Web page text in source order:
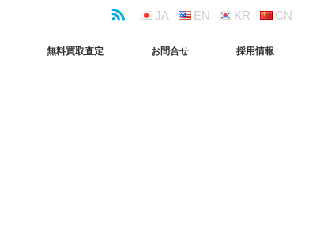
EN
JA KR CN
無料買取査定 お問合せ 採用情報